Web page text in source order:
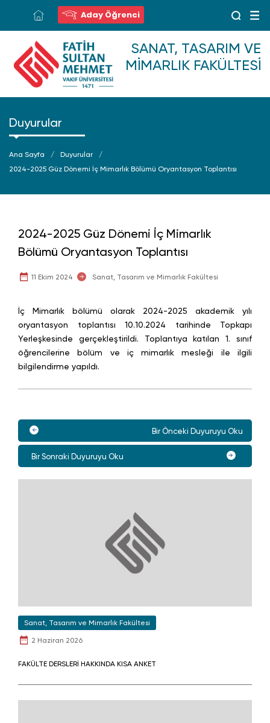
Aday Öğrenci
SANAT, TASARIM VE
MIMARLIK FAKÜLTESI
Duyurular
Ana Sayfa
Duyurular
2024-2025 Güz Dönemi İç Mimarlık Bölümü Oryantasyon Toplantısı
2024-2025 Güz Dönemi İç Mimarlık
Bölümü Oryantasyon Toplantısı
11 Ekim 2024 Sanat, Tasarım ve Mimarlık Fakültesi
İç Mimarlık bölümü olarak 2024-2025 akademik yılı
oryantasyon toplantısı 10.10.2024 tarihinde Topkapı
Yerleşkesinde gerçekleştirildi. Toplantıya katılan 1. sınıf
öğrencilerine bölüm ve iç mimarlık mesleği ile ilgili
bilgilendirme yapıldı.
Bir Önceki Duyuruyu Oku
Bir Sonraki Duyuruyu Oku
Sanat, Tasarım ve Mimarlık Fakültesi
2 Haziran 2026
FAKÜLTE DERSLERİ HAKKINDA KISA ANKET